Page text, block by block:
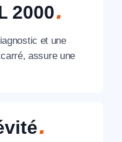
2000
et une
assure une